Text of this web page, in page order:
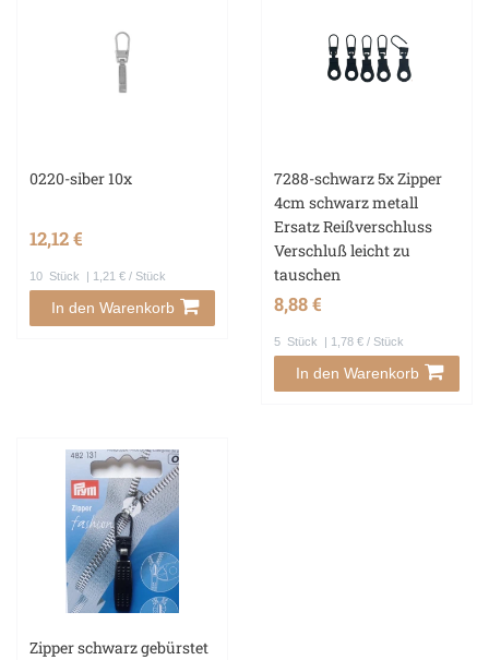
0220-siber 10x
12,12 €
10 Stück | 1,21 € / Stück
In den Warenkorb
7288-schwarz 5x Zipper
4cm schwarz metall
Ersatz Reißverschluss
Verschluß leicht zu
tauschen
8,88 €
5 Stück | 1,78 € / Stück
In den Warenkorb
Zipper schwarz gebürstet